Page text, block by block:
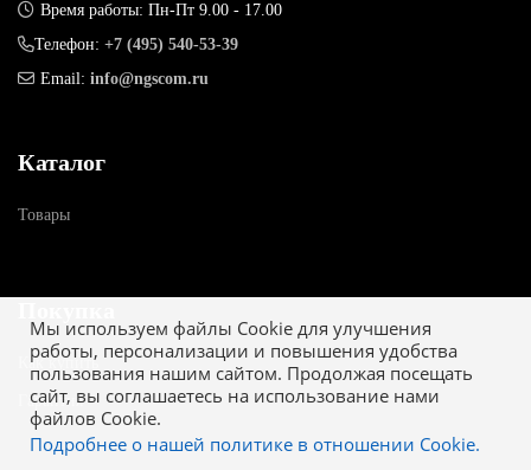
Мы используем файлы Cookie для улучшения
работы, персонализации и повышения удобства
пользования нашим сайтом. Продолжая посещать
сайт, вы соглашаетесь на использование нами
файлов Cookie.
Подробнее о нашей политике в отношении Cookie.
Время работы: Пн-Пт 9.00 - 17.00
Телефон: +7 (495) 540-53-39
Email: info@ngscom.ru
Каталог
Товары
Как купить
Гарантия